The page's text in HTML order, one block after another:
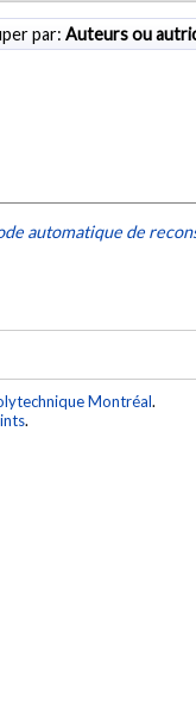
par: Auteurs ou
automatique de
Montréal.
.